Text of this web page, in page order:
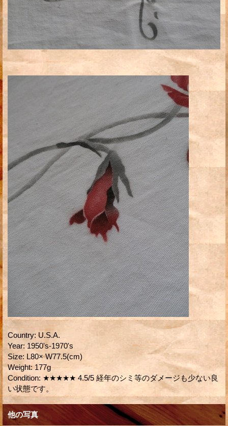
Country: U.S.A.
Year: 1950's-1970's
Size: L80× W77.5(cm)
Weight: 177g
Condition: ★★★★★ 4.5/5 経年のシミ等のダメージも少ない良
い状態です。
他の写真